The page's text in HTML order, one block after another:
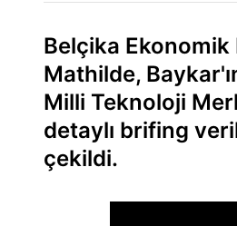
Belçika
Mathilde,
Milli Teknoloji
detaylı brifing
çekildi.